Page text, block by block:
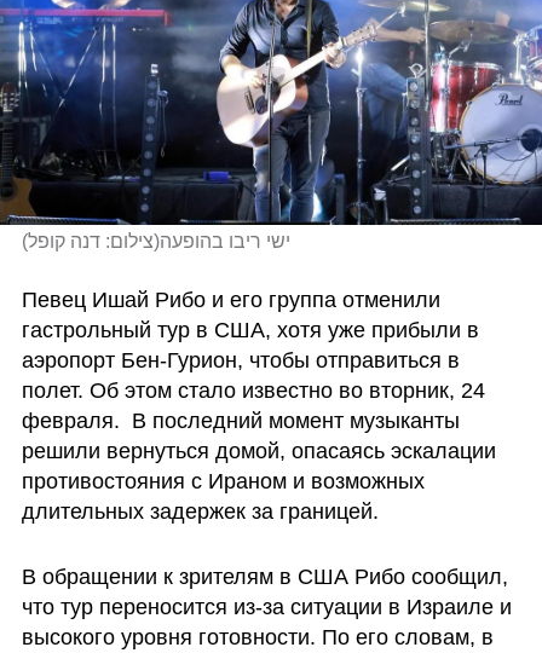
ישי ריבו בהופעה(צילום: דנה קופל)
Певец Ишай Рибо и его группа отменили
гастрольный тур в США, хотя уже прибыли в
аэропорт Бен-Гурион, чтобы отправиться в
полет. Об этом стало известно во вторник, 24
февраля.  В последний момент музыканты
решили вернуться домой, опасаясь эскалации
противостояния с Ираном и возможных
длительных задержек за границей.
В обращении к зрителям в США Рибо сообщил,
что тур переносится из-за ситуации в Израиле и
высокого уровня готовности. По его словам, в